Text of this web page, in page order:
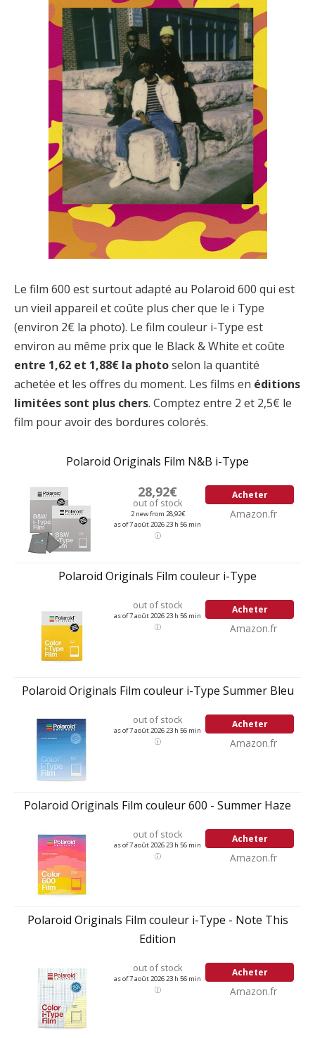
Le film 600 est surtout adapté au Polaroid 600 qui est
un vieil appareil et coûte plus cher que le i Type
(environ 2€ la photo). Le film couleur i-Type est
environ au même prix que le Black & White et coûte
entre 1,62 et 1,88€ la photoselon la quantité
achetée et les offres du moment. Les films en éditions
limitées sont plus chers. Comptez entre 2 et 2,5€ le
film pour avoir des bordures colorés.
Polaroid Originals Film N&B i-Type
28,92€
out of stock
2 new from 28,92€
as of 7 août 2026 23 h 56 min
Acheter
Amazon.fr
Polaroid Originals Film couleur i-Type
out of stock
as of 7 août 2026 23 h 56 min
Acheter
Amazon.fr
Polaroid Originals Film couleur i-Type Summer Bleu
out of stock
as of 7 août 2026 23 h 56 min
Acheter
Amazon.fr
Polaroid Originals Film couleur 600 - Summer Haze
out of stock
as of 7 août 2026 23 h 56 min
Acheter
Amazon.fr
Polaroid Originals Film couleur i-Type - Note This
Edition
out of stock
as of 7 août 2026 23 h 56 min
Acheter
Amazon.fr